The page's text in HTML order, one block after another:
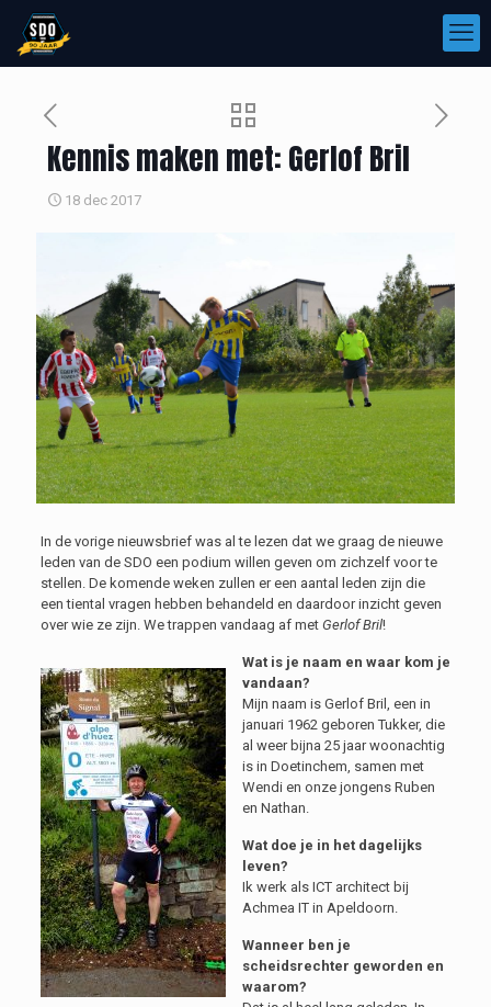
Kennis maken met: Gerlof Bril
18 dec 2017
In de vorige nieuwsbrief was al te lezen dat we graag de nieuwe
leden van de SDO een podium willen geven om zichzelf voor te
stellen. De komende weken zullen er een aantal leden zijn die
een tiental vragen hebben behandeld en daardoor inzicht geven
over wie ze zijn. We trappen vandaag af met Gerlof Bril!
Wat is je naam en waar kom je
vandaan?
Mijn naam is Gerlof Bril, een in
januari 1962 geboren Tukker, die
al weer bijna 25 jaar woonachtig
is in Doetinchem, samen met
Wendi en onze jongens Ruben
en Nathan.
Wat doe je in het dagelijks
leven?
Ik werk als ICT architect bij
Achmea IT in Apeldoorn.
Wanneer ben je
scheidsrechter geworden en
waarom?